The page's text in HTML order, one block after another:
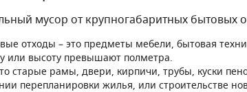
мусор от крупногабаритных бытовых
отходы – это предметы мебели, бытовая
или высоту превышают полметра.
старые рамы, двери, кирпичи, трубы, куски
перепланировки жилья, или строительстве